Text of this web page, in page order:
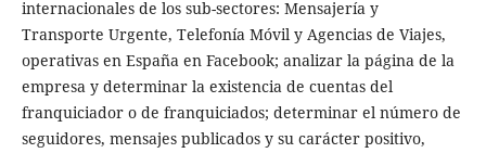
internacionales de los sub-sectores: Mensajería y
Transporte Urgente, Telefonía Móvil y Agencias de Viajes,
operativas en España en Facebook; analizar la página de la
empresa y determinar la existencia de cuentas del
franquiciador o de franquiciados; determinar el número de
seguidores, mensajes publicados y su carácter positivo,